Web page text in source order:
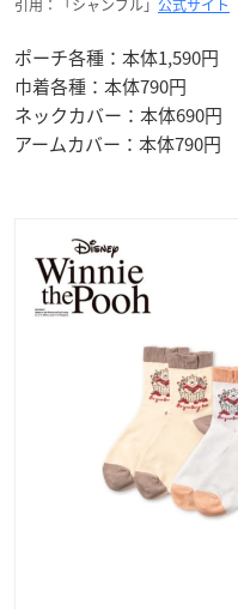
引用：「シャンブル」 公式サイト
ポーチ各種：本体1,590円
巾着各種：本体790円
ネックカバー：本体690円
アームカバー：本体790円